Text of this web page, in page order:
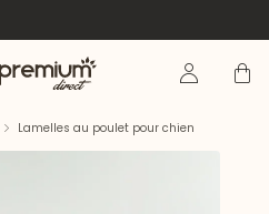
Se Panier
Lamelles au poulet pour chien